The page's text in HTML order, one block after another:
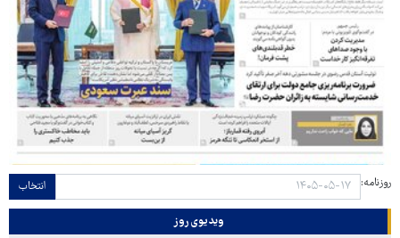
روزنامه: انتخاب
ویدیوی روز